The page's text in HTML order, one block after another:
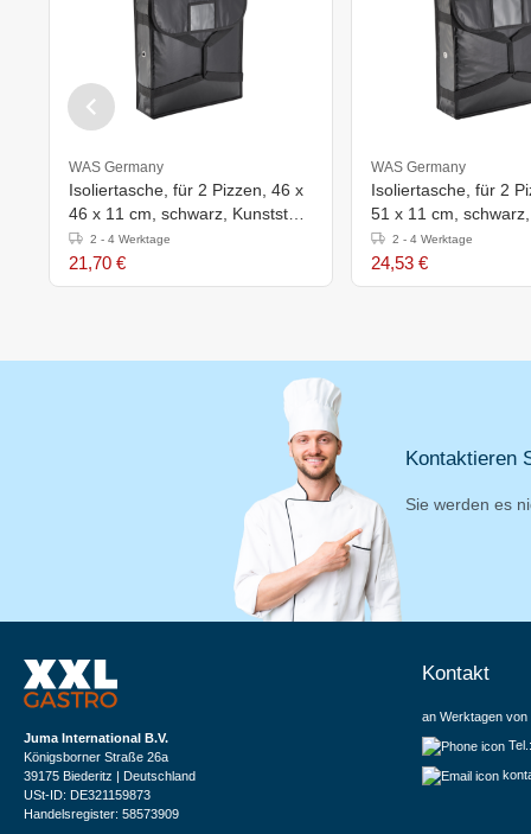
WAS Germany
Isoliertasche, für 2 Pizzen, 46 x
46 x 11 cm, schwarz, Kunststoff,
Aluminium
2 - 4 Werktage
21,70 €
WAS Germany
Isoliertasche, für 2
51 x 11 cm, schwarz,
Aluminium
2 - 4 Werktage
24,53 €
Kontaktieren
Sie werden es
Juma International B.V.
Königsborner Straße 26a
39175 Biederitz | Deutschland
USt-ID: DE321159873
Handelsregister: 58573909
Kontakt
an Werktagen